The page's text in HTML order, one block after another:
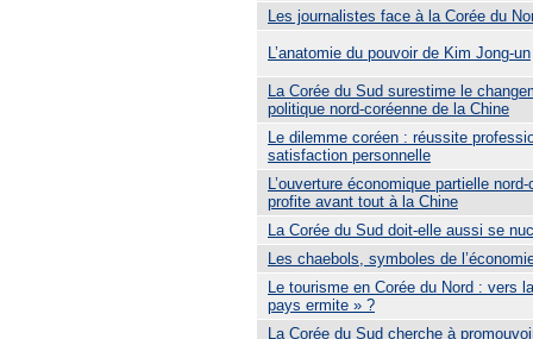
Les journalistes face à la Corée du
L’anatomie du pouvoir de Kim Jong-un
La Corée du Sud surestime le
politique nord-coréenne de la Chine
Le dilemme coréen : réussite
satisfaction personnelle
L’ouverture économique partielle
profite avant tout à la Chine
La Corée du Sud doit-elle aussi se
Les chaebols, symboles de
Le tourisme en Corée du Nord : vers
pays ermite » ?
La Corée du Sud cherche à